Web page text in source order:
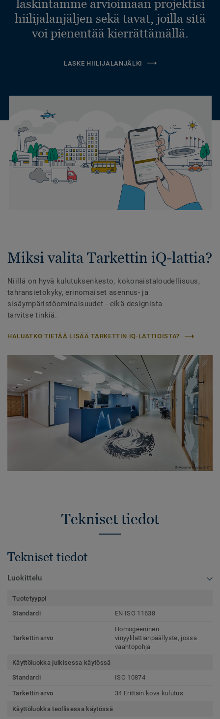
laskintamme arvioimaan projektisi
hiilijalanjäljen sekä tavat, joilla sitä
voi pienentää kierrättämällä.
LASKE HIILIJALANJÄLKI
Miksi valita Tarkettin iQ-lattia?
Niillä on hyvä kulutuksenkesto, kokonaistaloudellisuus,
tahransietokyky, erinomaiset asennus- ja
sisäympäristöominaisuudet - eikä designista
tarvitse tinkiä.
HALUATKO TIETÄÄ LISÄÄ TARKETTIN IQ-LATTIOISTA?
Tekniset tiedot
Tekniset tiedot
Luokittelu
Tuotetyyppi
Standardi
EN ISO 11638
Tarkettin arvo
Homogeeninen
vinyylilattianpäällyste, jossa
vaahtopohja
Käyttöluokka julkisessa käytössä
Standardi
ISO 10874
Tarkettin arvo 34 Erittäin kova kulutus
Käyttöluokka teollisessa käytössä